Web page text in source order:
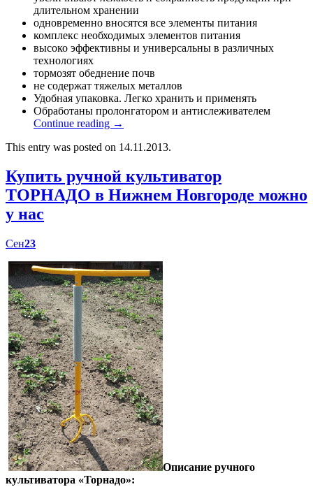
длительном хранении
одновременно вносятся все элементы питания
комплекс необходимых элементов питания
высоко эффективны и универсальны в различных
технологиях
тормозят обеднение почв
не содержат тяжелых металлов
Удобная упаковка. Легко хранить и применять
Обработаны пролонгатором и антислеживателем
Continue reading →
This entry was posted on 14.11.2013.
Купить ручной культиватор
ТОРНАДО в Нижнем Новгороде можно
у нас
Сен23
Описание ручного
культиватора «Торнадо»: